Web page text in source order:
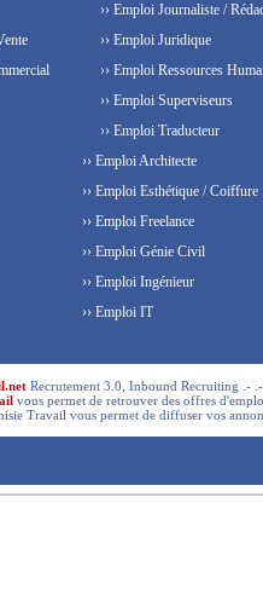
›› Emploi Journaliste /
›› Emploi Juridique
›› Emploi Ressources
›› Emploi Superviseurs
›› Emploi Traducteur
›› Emploi Architecte
›› Emploi Esthétique / Coiffure
›› Emploi Freelance
›› Emploi Génie Civil
›› Emploi Ingénieur
›› Emploi IT
Recrutement 3.0, Inbound Recruiting .-
vous permet de retrouver des offres
Travail vous permet de diffuser vos